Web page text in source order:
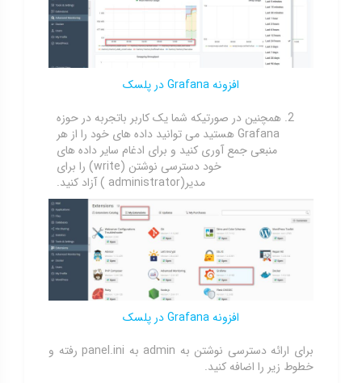
افزونه Grafana در پلسک
همچنین در صورتیکه شما یک کاربر باتجربه در حوزه
Grafana هستید می توانید داده های خود را از هر
منبعی جمع آوری کنید و برای ادغام سایر داده های
خود دسترسی نوشتن (write) را برای
مدیر(administrator ) آزاد کنید.
افزونه Grafana در پلسک
برای ارائه دسترسی نوشتن به admin به panel.ini رفته و
خطوط زیر را اضافه کنید.